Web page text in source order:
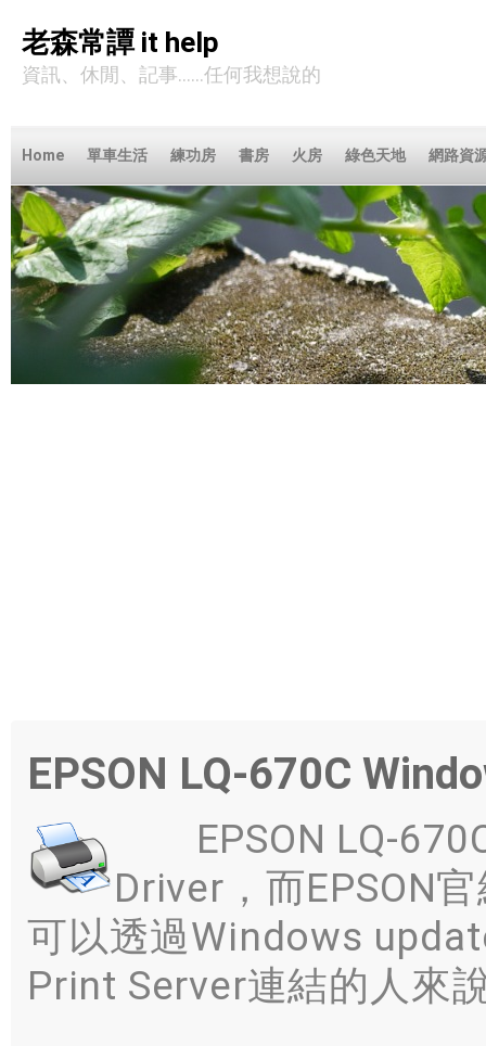
老森常譚 it help
資訊、休閒、記事……任何我想說的
Home 單車生活 練功房 書房 火房 綠色天地 網路資
EPSON LQ-670C
EPSON LQ-
Driver，而EPSON
可以透過Windows
Print Server連結的人來